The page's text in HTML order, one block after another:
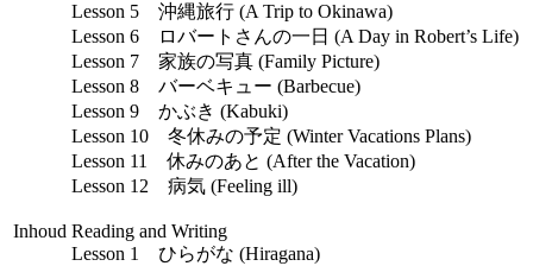
Inhoud
Lesson 5 沖縄旅行 (A Trip to Okinawa)
Lesson 6 ロバートさんの一日 (A Day in Robert’s Life)
Lesson 7 家族の写真 (Family Picture)
Lesson 8 バーベキュー (Barbecue)
Lesson 9 かぶき (Kabuki)
Lesson 10 冬休みの予定 (Winter Vacations Plans)
Lesson 11 休みのあと (After the Vacation)
Lesson 12 病気 (Feeling ill)
Reading and Writing
Lesson 1 ひらがな (Hiragana)